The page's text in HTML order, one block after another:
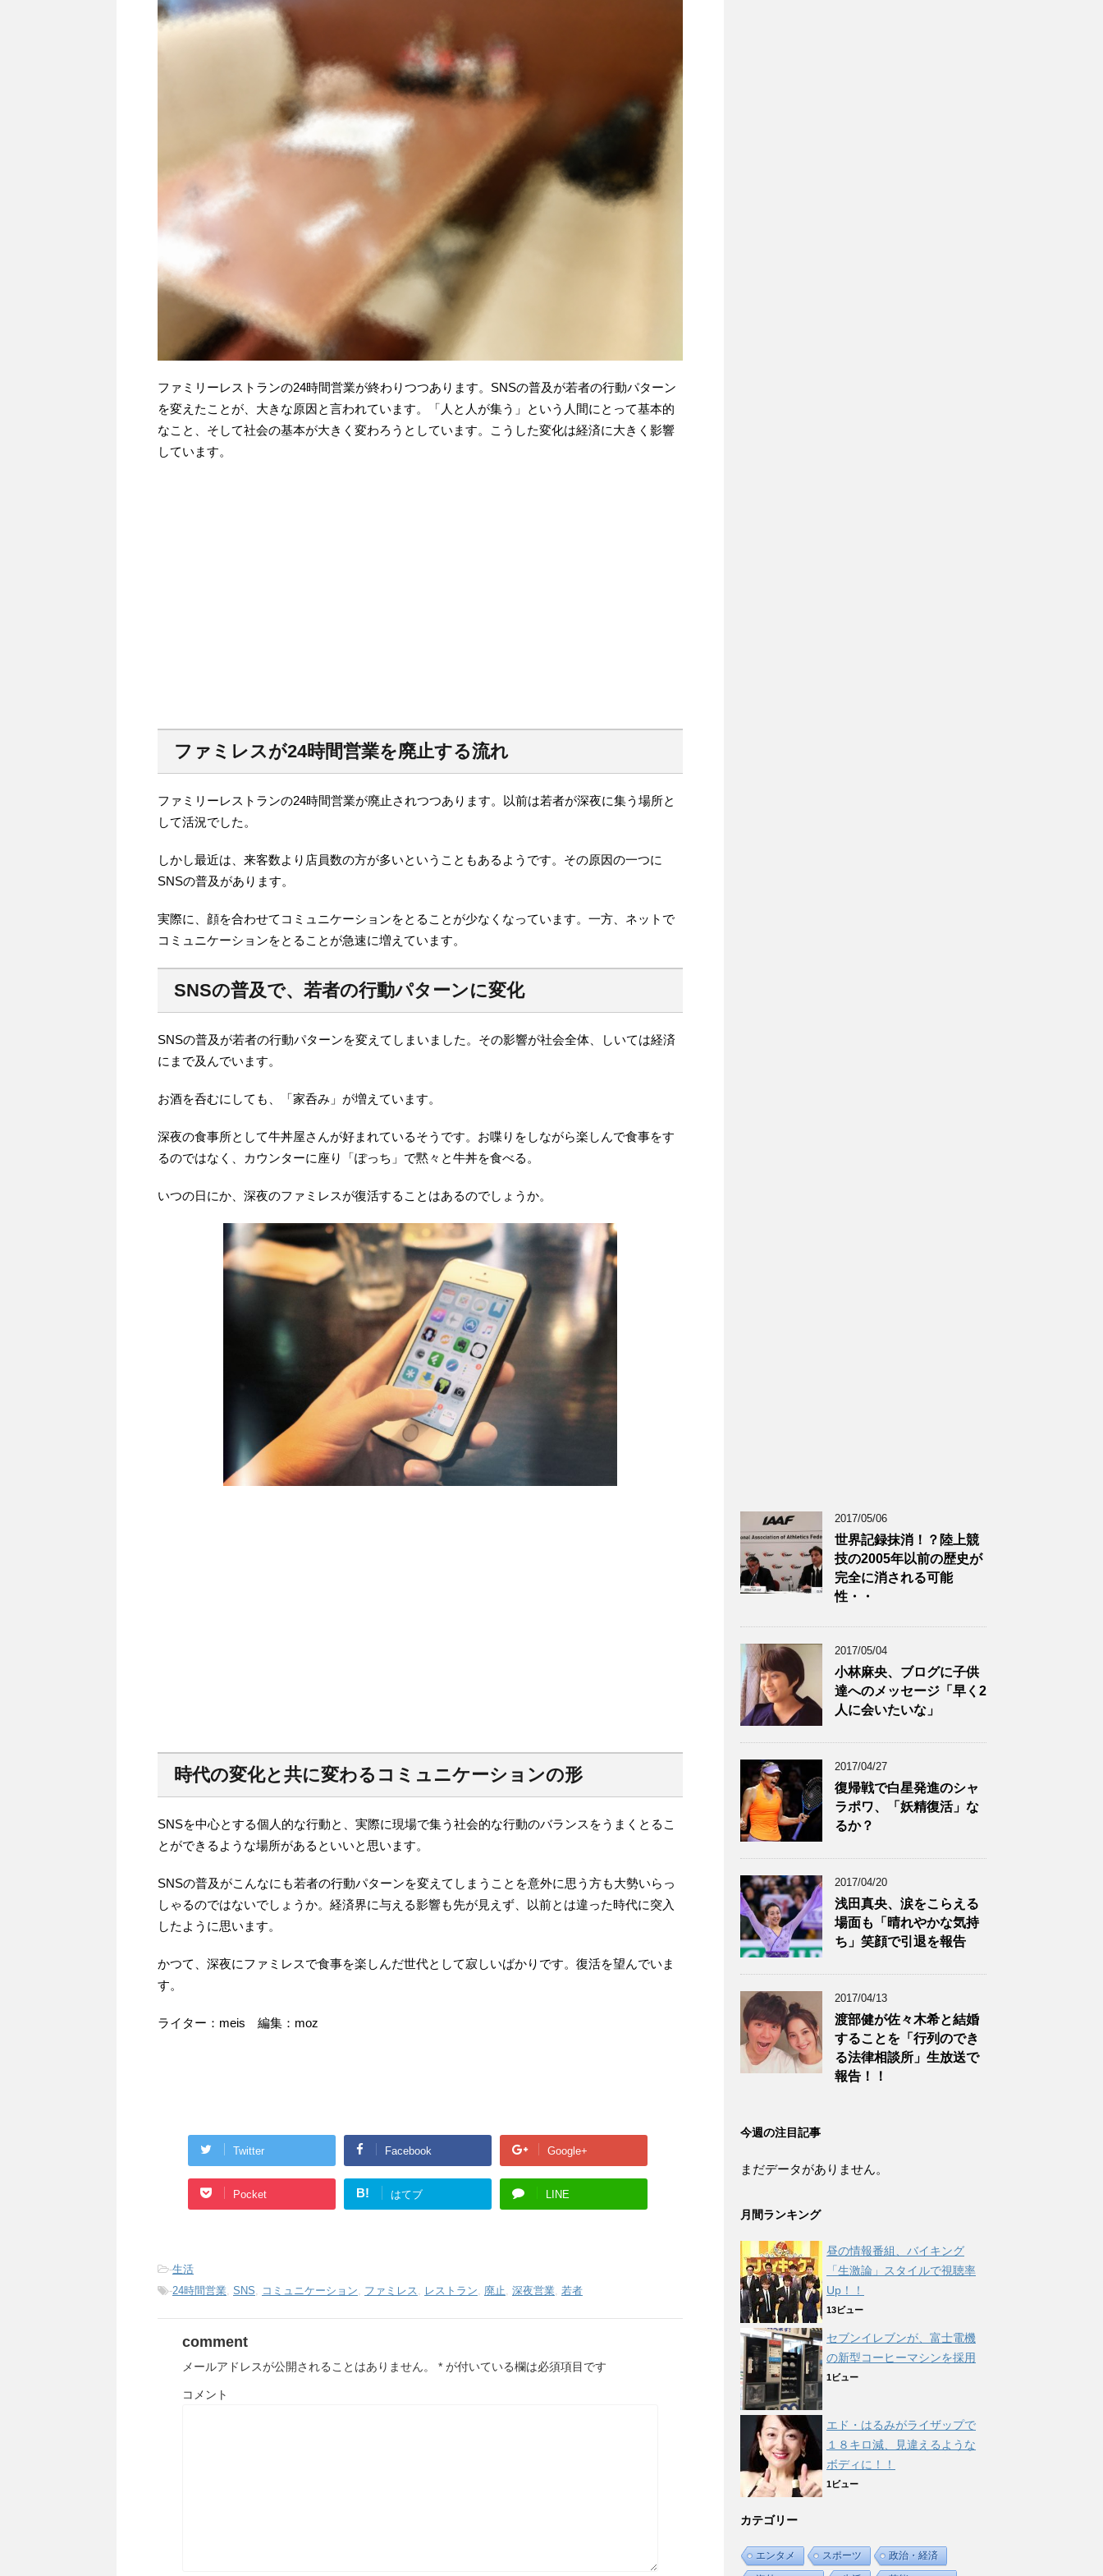
ファミリーレストランの24時間営業が終わりつつあります。SNSの普及が若者の行動パターン
を変えたことが、大きな原因と言われています。「人と人が集う」という人間にとって基本的
なこと、そして社会の基本が大きく変わろうとしています。こうした変化は経済に大きく影響
しています。
ファミレスが24時間営業を廃止する流れ
ファミリーレストランの24時間営業が廃止されつつあります。以前は若者が深夜に集う場所と
して活況でした。
しかし最近は、来客数より店員数の方が多いということもあるようです。その原因の一つに
SNSの普及があります。
実際に、顔を合わせてコミュニケーションをとることが少なくなっています。一方、ネットで
コミュニケーションをとることが急速に増えています。
SNSの普及で、若者の行動パターンに変化
SNSの普及が若者の行動パターンを変えてしまいました。その影響が社会全体、しいては経済
にまで及んでいます。
お酒を呑むにしても、「家呑み」が増えています。
深夜の食事所として牛丼屋さんが好まれているそうです。お喋りをしながら楽しんで食事をす
るのではなく、カウンターに座り「ぽっち」で黙々と牛丼を食べる。
いつの日にか、深夜のファミレスが復活することはあるのでしょうか。
時代の変化と共に変わるコミュニケーションの形
SNSを中心とする個人的な行動と、実際に現場で集う社会的な行動のバランスをうまくとるこ
とができるような場所があるといいと思います。
SNSの普及がこんなにも若者の行動パターンを変えてしまうことを意外に思う方も大勢いらっ
しゃるのではないでしょうか。経済界に与える影響も先が見えず、以前とは違った時代に突入
したように思います。
かつて、深夜にファミレスで食事を楽しんだ世代として寂しいばかりです。復活を望んでいま
す。
ライター：meis 編集：moz
Twitter Facebook Google+
Pocket B! はてブ LINE
-生活
-24時間営業, SNS, コミュニケーション, ファミレス, レストラン, 廃止, 深夜営業, 若者
comment
メールアドレスが公開されることはありません。 * が付いている欄は必須項目です
コメント
2017/05/06
世界記録抹消！？陸上競
技の2005年以前の歴史が
完全に消される可能
性・・
2017/05/04
小林麻央、ブログに子供
達へのメッセージ「早く2
人に会いたいな」
2017/04/27
復帰戦で白星発進のシャ
ラポワ、「妖精復活」な
るか？
2017/04/20
浅田真央、涙をこらえる
場面も「晴れやかな気持
ち」笑顔で引退を報告
2017/04/13
渡部健が佐々木希と結婚
することを「行列のでき
る法律相談所」生放送で
報告！！
今週の注目記事
まだデータがありません。
月間ランキング
昼の情報番組、バイキング
「生激論」スタイルで視聴率
Up！！
13ビュー
セブンイレブンが、富士電機
の新型コーヒーマシンを採用
1ビュー
エド・はるみがライザップで
１８キロ減、見違えるような
ボディに！！
1ビュー
カテゴリー
エンタメ スポーツ 政治・経済